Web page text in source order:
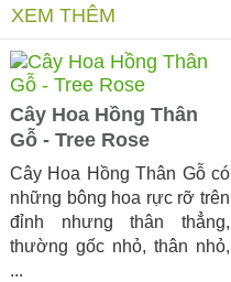
XEM THÊM
Cây Hoa Hồng Thân
Gỗ - Tree Rose
Cây Hoa Hồng Thân Gỗ có
những bông hoa rực rỡ trên
đỉnh nhưng thân thẳng,
thường gốc nhỏ, thân nhỏ,
...